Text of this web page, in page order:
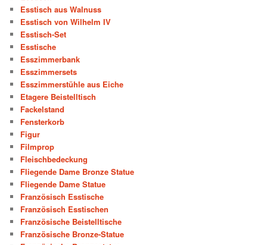
Esstisch aus Walnuss
Esstisch von Wilhelm IV
Esstisch-Set
Esstische
Esszimmerbank
Esszimmersets
Esszimmerstühle aus Eiche
Etagere Beistelltisch
Fackelstand
Fensterkorb
Figur
Filmprop
Fleischbedeckung
Fliegende Dame Bronze Statue
Fliegende Dame Statue
Französisch Esstische
Französisch Esstischen
Französische Beistelltische
Französische Bronze-Statue